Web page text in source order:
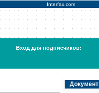
Interfax.com
Вход для подписчиков: